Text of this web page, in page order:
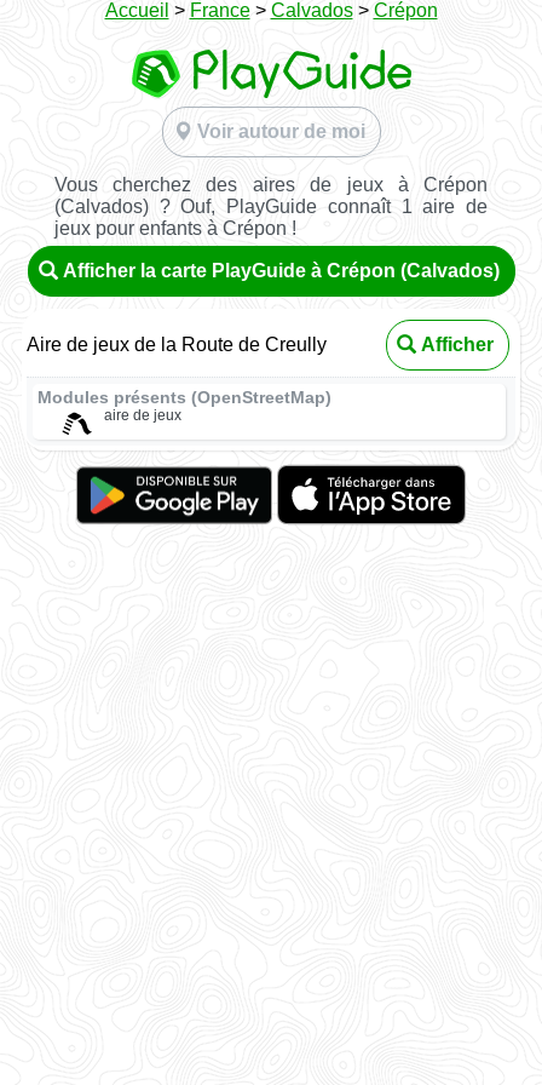
Accueil > France> Calvados> Crépon
Voir autour de moi
Vous cherchez des aires de jeux à Crépon
(Calvados) ? Ouf, PlayGuide connaît 1 aire de
jeux pour enfants à Crépon !
Afficher la carte PlayGuide à Crépon (Calvados)
Aire de jeux de la Route de Creully Afficher
Modules présents (OpenStreetMap)
aire de jeux